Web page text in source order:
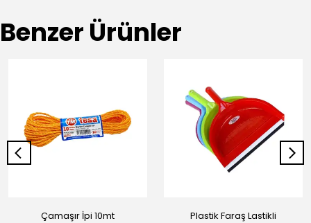
Benzer Ürünler
Çamaşır İpi 10mt Plastik Faraş Lastikli